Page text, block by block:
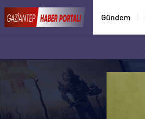
Gündem